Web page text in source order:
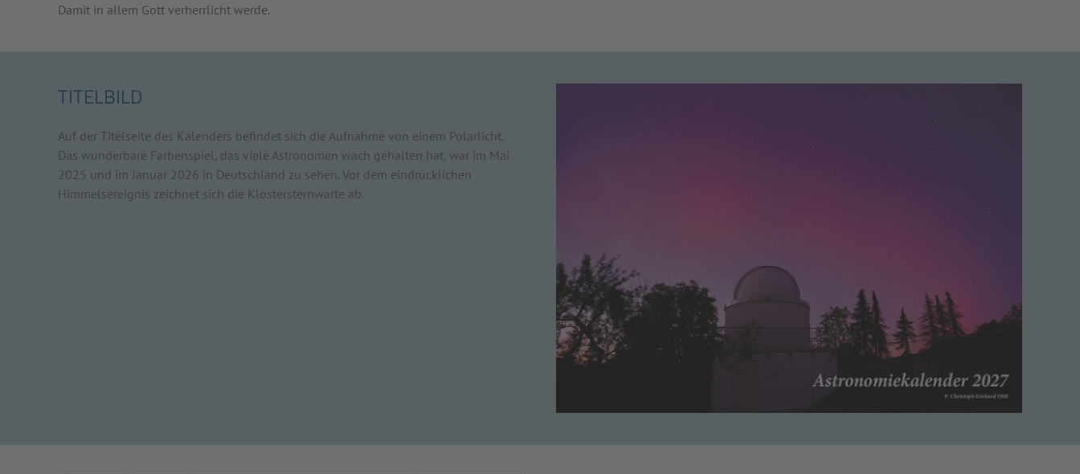
Damit in allem Gott verherrlicht werde.
TITELBILD
Auf der Titelseite des Kalenders befindet sich die Aufnahme von einem Polarlicht.
Das wunderbare Farbenspiel, das viele Astronomen wach gehalten hat, war im Mai
2025 und im Januar 2026 in Deutschland zu sehen. Vor dem eindrücklichen
Himmelsereignis zeichnet sich die Klostersternwarte ab.